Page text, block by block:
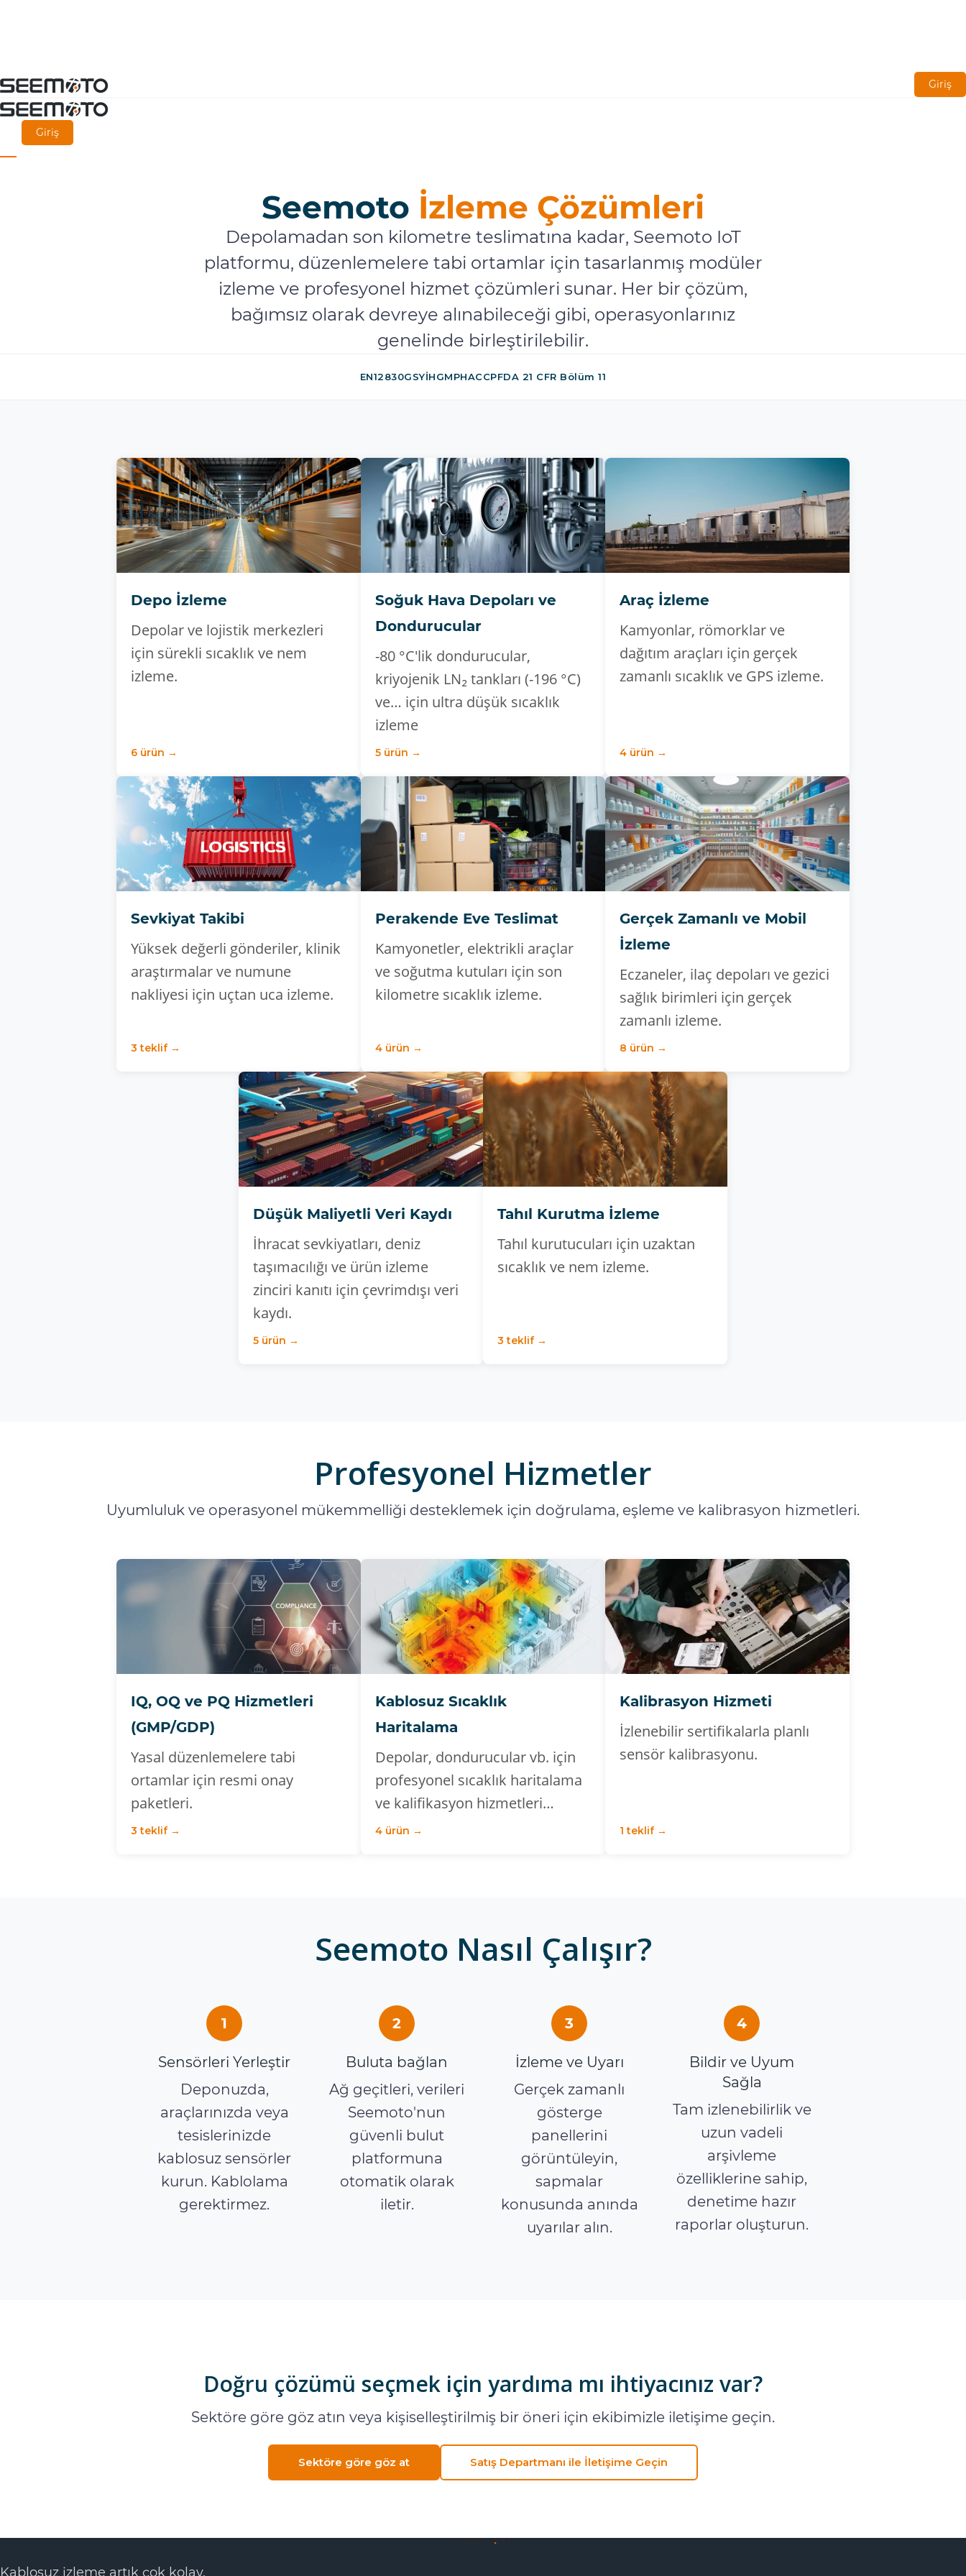
Ana
içeriğe
Giriş
Giriş
Seemoto İzleme Çözümleri
Depolamadan son kilometre teslimatına kadar, Seemoto IoT
platformu, düzenlemelere tabi ortamlar için tasarlanmış modüler
izleme ve profesyonel hizmet çözümleri sunar. Her bir çözüm,
bağımsız olarak devreye alınabileceği gibi, operasyonlarınız
genelinde birleştirilebilir.
EN12830GSYİHGMPHACCPFDA 21 CFR Bölüm 11
Depo İzleme
Depolar ve lojistik merkezleri
için sürekli sıcaklık ve nem
izleme.
6 ürün →
Soğuk Hava Depoları ve
Dondurucular
-80 °C'lik dondurucular,
kriyojenik LN₂ tankları (-196 °C)
ve… için ultra düşük sıcaklık
izleme
5 ürün →
Araç İzleme
Kamyonlar, römorklar ve
dağıtım araçları için gerçek
zamanlı sıcaklık ve GPS izleme.
4 ürün →
Sevkiyat Takibi
Yüksek değerli gönderiler, klinik
araştırmalar ve numune
nakliyesi için uçtan uca izleme.
3 teklif →
Perakende Eve Teslimat
Kamyonetler, elektrikli araçlar
ve soğutma kutuları için son
kilometre sıcaklık izleme.
4 ürün →
Gerçek Zamanlı ve Mobil
İzleme
Eczaneler, ilaç depoları ve gezici
sağlık birimleri için gerçek
zamanlı izleme.
8 ürün →
Düşük Maliyetli Veri Kaydı
İhracat sevkiyatları, deniz
taşımacılığı ve ürün izleme
zinciri kanıtı için çevrimdışı veri
kaydı.
5 ürün →
Tahıl Kurutma İzleme
Tahıl kurutucuları için uzaktan
sıcaklık ve nem izleme.
3 teklif →
Profesyonel Hizmetler
Uyumluluk ve operasyonel mükemmelliği desteklemek için doğrulama, eşleme ve kalibrasyon hizmetleri.
IQ, OQ ve PQ Hizmetleri
(GMP/GDP)
Yasal düzenlemelere tabi
ortamlar için resmi onay
paketleri.
3 teklif →
Kablosuz Sıcaklık
Haritalama
Depolar, dondurucular vb. için
profesyonel sıcaklık haritalama
ve kalifikasyon hizmetleri…
4 ürün →
Kalibrasyon Hizmeti
İzlenebilir sertifikalarla planlı
sensör kalibrasyonu.
1 teklif →
Seemoto Nasıl Çalışır?
1
Sensörleri Yerleştir
Deponuzda,
araçlarınızda veya
tesislerinizde
kablosuz sensörler
kurun. Kablolama
gerektirmez.
2
Buluta bağlan
Ağ geçitleri, verileri
Seemoto'nun
güvenli bulut
platformuna
otomatik olarak
iletir.
3
İzleme ve Uyarı
Gerçek zamanlı
gösterge
panellerini
görüntüleyin,
sapmalar
konusunda anında
uyarılar alın.
4
Bildir ve Uyum
Sağla
Tam izlenebilirlik ve
uzun vadeli
arşivleme
özelliklerine sahip,
denetime hazır
raporlar oluşturun.
Doğru çözümü seçmek için yardıma mı ihtiyacınız var?
Sektöre göre göz atın veya kişiselleştirilmiş bir öneri için ekibimizle iletişime geçin.
Sektöre göre göz at Satış Departmanı ile İletişime Geçin
Kablosuz izleme artık çok kolay.